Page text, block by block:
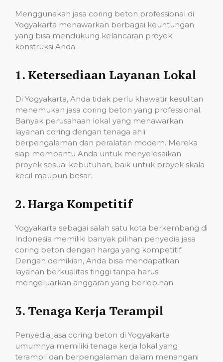
Menggunakan jasa coring beton professional di
Yogyakarta menawarkan berbagai keuntungan
yang bisa mendukung kelancaran proyek
konstruksi Anda:
1. Ketersediaan Layanan Lokal
Di Yogyakarta, Anda tidak perlu khawatir kesulitan
menemukan jasa coring beton yang professional.
Banyak perusahaan lokal yang menawarkan
layanan coring dengan tenaga ahli
berpengalaman dan peralatan modern. Mereka
siap membantu Anda untuk menyelesaikan
proyek sesuai kebutuhan, baik untuk proyek skala
kecil maupun besar.
2.Harga Kompetitif
Yogyakarta sebagai salah satu kota berkembang di
Indonesia memiliki banyak pilihan penyedia jasa
coring beton dengan harga yang kompetitif.
Dengan demikian, Anda bisa mendapatkan
layanan berkualitas tinggi tanpa harus
mengeluarkan anggaran yang berlebihan.
3. Tenaga Kerja Terampil
Penyedia jasa coring beton di Yogyakarta
umumnya memiliki tenaga kerja lokal yang
terampil dan berpengalaman dalam menangani